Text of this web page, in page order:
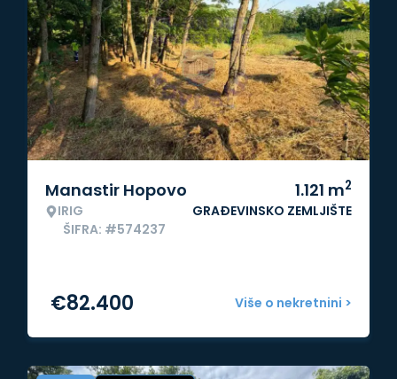
Manastir Hopovo
IRIG
ŠIFRA: #574237
1.121 m2
GRAĐEVINSKO ZEMLJIŠTE
Više o nekretnini >
€82.400